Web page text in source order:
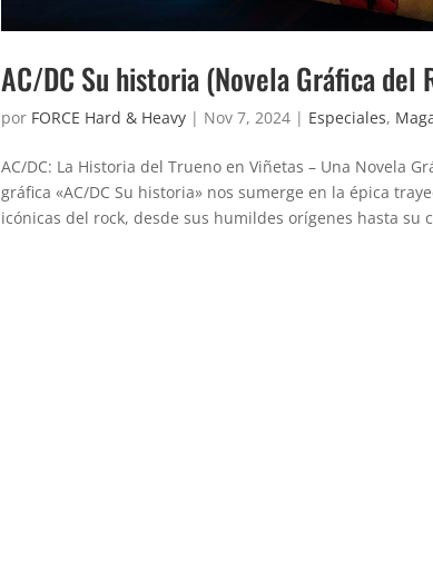
AC/DC Su historia (Novela Gráfica del
por FORCE Hard & Heavy | Nov 7, 2024 | Especiales,
AC/DC: La Historia del Trueno en Viñetas – Una Novela
gráfica «AC/DC Su historia» nos sumerge en la épica
icónicas del rock, desde sus humildes orígenes hasta su